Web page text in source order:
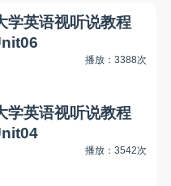
学英语视听说教程
播放：3388次
学英语视听说教程
播放：3542次